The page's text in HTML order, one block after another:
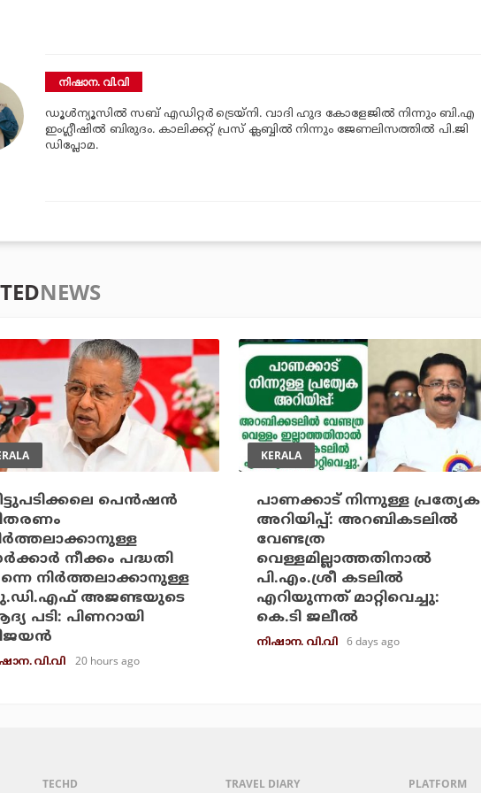
നിഷാന. വി.വി
ഡൂള്‍ന്യൂസില്‍ സബ് എഡിറ്റര്‍ ട്രെയ്‌നി. വാദി ഹുദ കോളേജില്‍ നിന്നും ബി.എ
ഇംഗ്ലീഷില്‍ ബിരുദം. കാലിക്കറ്റ് പ്രസ് ക്ലബ്ബില്‍ നിന്നും ജേണലിസത്തില്‍ പി.ജി
ഡിപ്ലോമ.
NEWS
പെന്‍ഷന്‍
നീക്കം പദ്ധതി
നിര്‍ത്തലാക്കാനുള്ള
അജണ്ടയുടെ
പടി: പിണറായി
വി.വി 20 hours ago
KERALA
പാണക്കാട് നിന്നുള്ള പ്രത്യേക
അറിയിപ്പ്: അറബികടലില്‍
വേണ്ടത്ര
വെള്ളമില്ലാത്തതിനാല്‍
പി.എം.ശ്രീ കടലില്‍
എറിയുന്നത് മാറ്റിവെച്ചു:
കെ.ടി ജലീല്‍
നിഷാന. വി.വി 6 days ago
TECHD TRAVEL DIARY PLATFORM